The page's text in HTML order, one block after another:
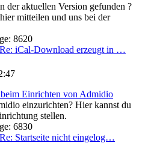
der aktuellen Version gefunden ?
mitteilen und uns bei der
: 8620
Re: iCal-Download erzeugt in …
Einrichten von Admidio
einzurichten? Hier kannst du
stellen.
: 6830
Re: Startseite nicht eingelog…